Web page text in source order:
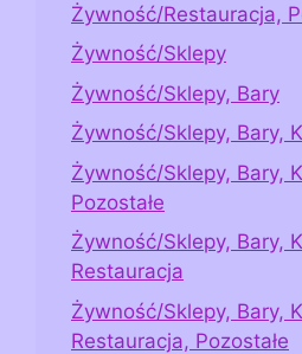
Żywność/Restauracja,
Żywność/Sklepy
Żywność/Sklepy, Bary
Żywność/Sklepy, Bary,
Żywność/Sklepy, Bary,
Pozostałe
Żywność/Sklepy, Bary,
Restauracja
Żywność/Sklepy, Bary,
Restauracja, Pozostałe